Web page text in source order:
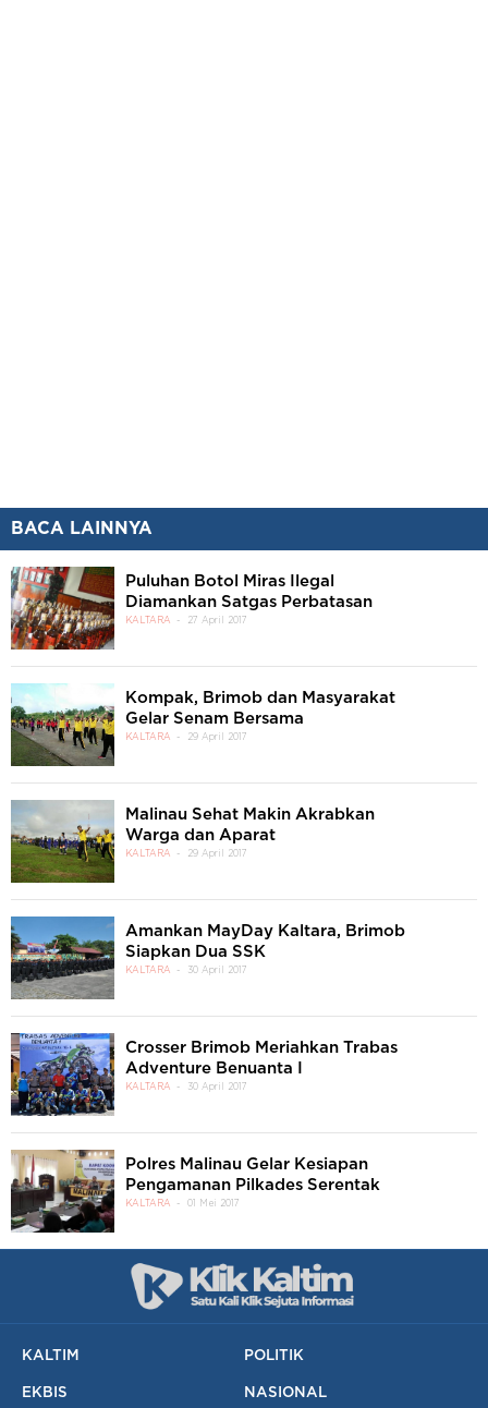
BACA LAINNYA
Puluhan Botol Miras Ilegal
Diamankan Satgas Perbatasan
KALTARA 27 April 2017
Kompak, Brimob dan Masyarakat
Gelar Senam Bersama
KALTARA 29 April 2017
Malinau Sehat Makin Akrabkan
Warga dan Aparat
KALTARA 29 April 2017
Amankan MayDay Kaltara, Brimob
Siapkan Dua SSK
KALTARA 30 April 2017
Crosser Brimob Meriahkan Trabas
Adventure Benuanta I
KALTARA 30 April 2017
Polres Malinau Gelar Kesiapan
Pengamanan Pilkades Serentak
KALTARA 01 Mei 2017
KALTIM POLITIK
EKBIS NASIONAL